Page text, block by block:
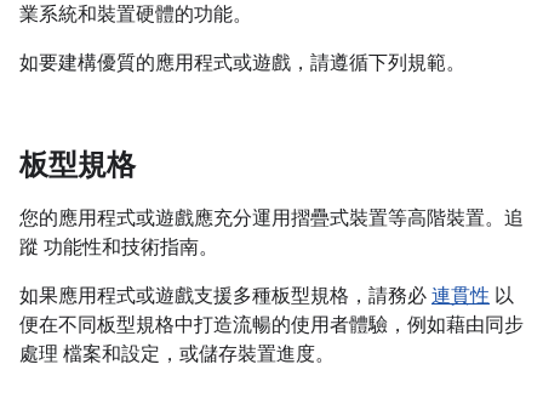
業系統和裝置硬體的功能。
如要建構優質的應用程式或遊戲，請遵循下列規範。
板型規格
您的應用程式或遊戲應充分運用摺疊式裝置等高階裝置。追
蹤 功能性和技術指南。
如果應用程式或遊戲支援多種板型規格，請務必 連貫性 以
便在不同板型規格中打造流暢的使用者體驗，例如藉由同步
處理 檔案和設定，或儲存裝置進度。